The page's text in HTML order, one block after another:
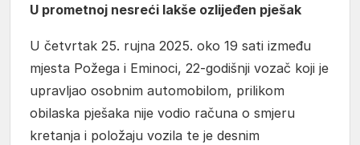
U prometnoj nesreći lakše ozlijeđen pješak
U četvrtak 25. rujna 2025. oko 19 sati između
mjesta Požega i Eminoci, 22-godišnji vozač koji je
upravljao osobnim automobilom, prilikom
obilaska pješaka nije vodio računa o smjeru
kretanja i položaju vozila te je desnim